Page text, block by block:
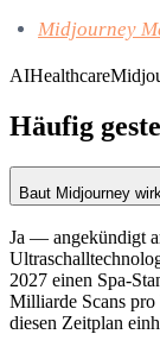
Midjourney
AIHealthcare
Häufig
Baut Midjourney
Ja — angekündigt
2027 einen Spa-
Milliarde Scans
diesen Zeitplan